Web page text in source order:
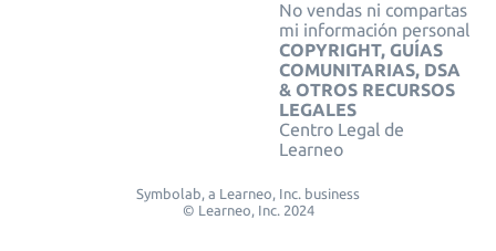
No vendas ni compartas
mi información personal
COPYRIGHT, GUÍAS
COMUNITARIAS, DSA
& OTROS RECURSOS
LEGALES
Centro Legal de
Learneo
Symbolab, a Learneo, Inc. business
© Learneo, Inc. 2024